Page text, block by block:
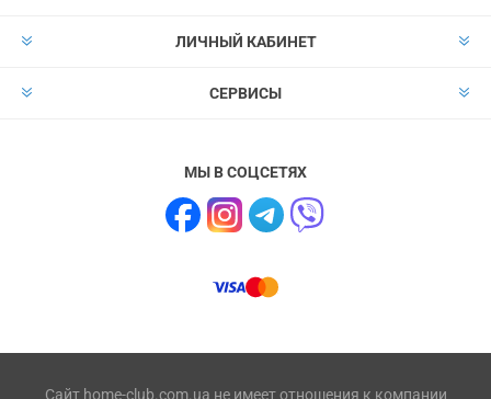
ЛИЧНЫЙ КАБИНЕТ
СЕРВИСЫ
МЫ В СОЦСЕТЯХ
Сайт home-club.com.ua не имеет отношения к компании